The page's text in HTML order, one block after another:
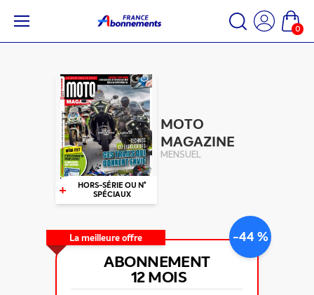
0
+
HORS-SÉRIE OU N°
SPÉCIAUX
MOTO
MAGAZINE
MENSUEL
La meilleure offre -44 %
ABONNEMENT
12 MOIS